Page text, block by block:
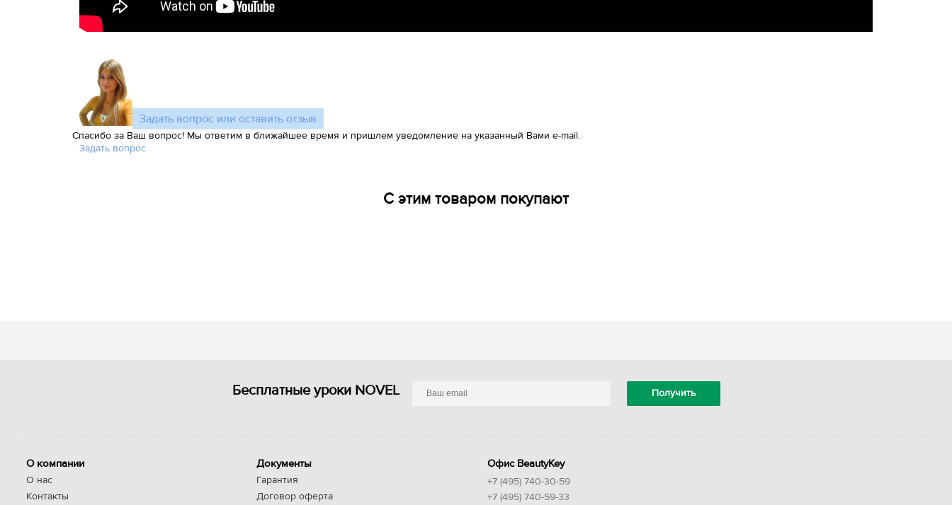
Задать вопрос или оставить отзыв
Спасибо за Ваш вопрос! Мы ответим в ближайшее время и пришлем уведомление на указанный Вами e-mail.
Задать вопрос
С этим товаром покупают
Бесплатные уроки NOVEL
О компании
О нас
Контакты
Документы
Гарантия
Договор оферта
Офис BeautyKey
+7 (495) 740-30-59
+7 (495) 740-59-33